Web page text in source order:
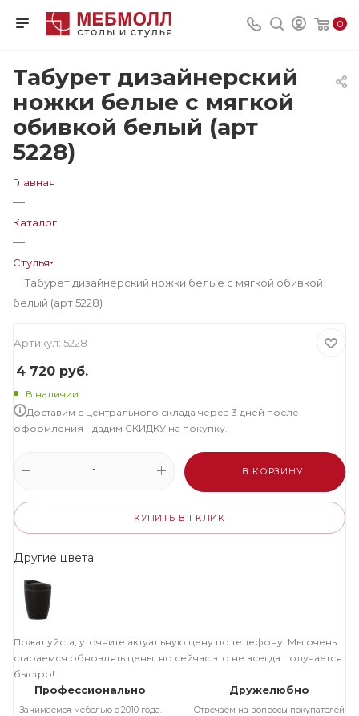
0
Табурет дизайнерский
ножки белые с мягкой
обивкой белый (арт
5228)
Главная
—
Каталог
—
Стулья
—Табурет дизайнерский ножки белые с мягкой обивкой
белый (арт 5228)
Артикул: 5228
4 720 руб.
В наличии
Доставим с центрального склада через 3 дней после
оформления - дадим СКИДКУ на покупку.
В КОРЗИНУ
КУПИТЬ В 1 КЛИК
Другие цвета
Пожалуйста, уточните актуальную цену по телефону! Мы очень
стараемся обновлять цены, но сейчас это не всегда получается
быстро!
Профессионально
Занимаемся мебелью с 2010 года.
Дружелюбно
Отвечаем на вопросы покупателей